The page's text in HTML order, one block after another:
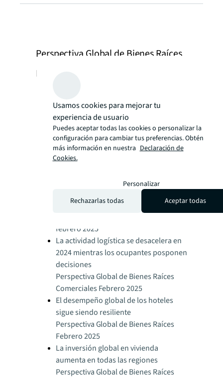
Perspectiva Global de Bienes Raíces
Febrero 2025
durante el cuarto trimestre de 2024
Perspectiva Global de Bienes Raíces
Febrero 2025
Arrendamiento de oficinas alcanza su
nivel más alto desde 2019
La demanda de arrendamiento en
retail se mantiene sólida
Perspectiva global de bienes raíces
febrero 2025
La actividad logística se desacelera en
2024 mientras los ocupantes posponen
decisiones
Perspectiva Global de Bienes Raíces
Comerciales Febrero 2025
El desempeño global de los hoteles
sigue siendo resiliente
Perspectiva Global de Bienes Raíces
Febrero 2025
La inversión global en vivienda
aumenta en todas las regiones
Perspectiva Global de Bienes Raíces
Usamos cookies para mejorar tu
experiencia de usuario
Puedes aceptar todas las cookies o personalizar la
configuración para cambiar tus preferencias. Obtén
más información en nuestra Declaración de
Cookies.
Personalizar
Rechazarlas todas
Aceptar todas